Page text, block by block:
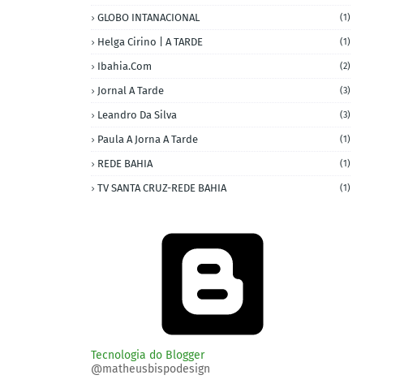
GLOBO INTANACIONAL (1)
Helga Cirino | A TARDE (1)
Ibahia.com (2)
Jornal A Tarde (3)
Leandro Da Silva (3)
Paula A Jorna A Tarde (1)
REDE BAHIA (1)
TV SANTA CRUZ-REDE BAHIA (1)
Tecnologia do Blogger
@matheusbispodesign